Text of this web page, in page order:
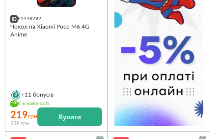
F1448292
Чохол на Xiaomi Poco M6 4G
Anime
+11 бонусів
Є в наявності
219грн
239 грн
Купити